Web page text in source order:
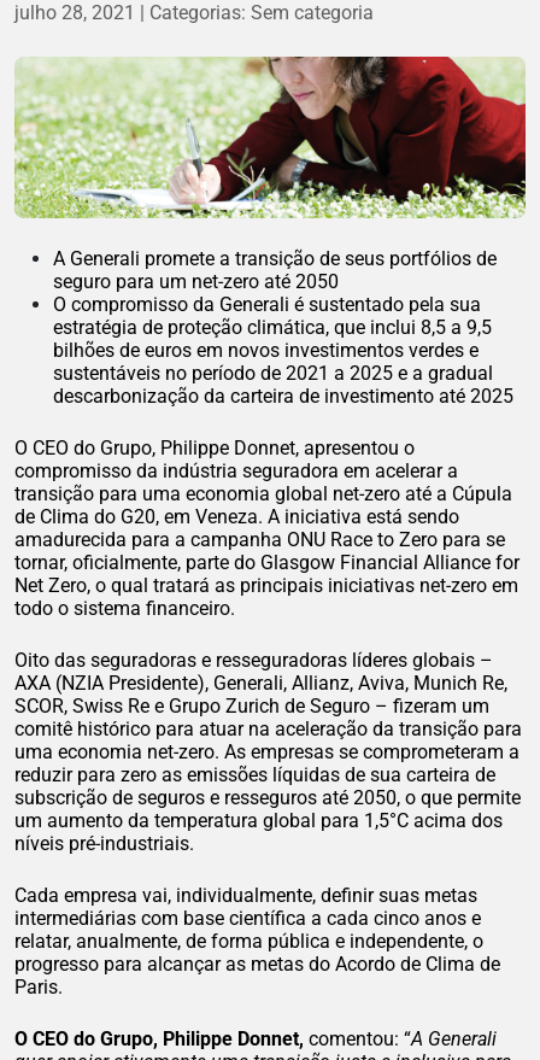
julho 28, 2021 Categorias: Sem categoria
A Generali promete a transição de seus portfólios de
seguro para um net-zero até 2050
O compromisso da Generali é sustentado pela sua
estratégia de proteção climática, que inclui 8,5 a 9,5
bilhões de euros em novos investimentos verdes e
sustentáveis no período de 2021 a 2025 e a gradual
descarbonização da carteira de investimento até 2025
O CEO do Grupo, Philippe Donnet, apresentou o
compromisso da indústria seguradora em acelerar a
transição para uma economia global net-zero até a Cúpula
de Clima do G20, em Veneza. A iniciativa está sendo
amadurecida para a campanha ONU Race to Zero para se
tornar, oficialmente, parte do Glasgow Financial Alliance for
Net Zero, o qual tratará as principais iniciativas net-zero em
todo o sistema financeiro.
Oito das seguradoras e resseguradoras líderes globais –
AXA (NZIA Presidente), Generali, Allianz, Aviva, Munich Re,
SCOR, Swiss Re e Grupo Zurich de Seguro – fizeram um
comitê histórico para atuar na aceleração da transição para
uma economia net-zero. As empresas se comprometeram a
reduzir para zero as emissões líquidas de sua carteira de
subscrição de seguros e resseguros até 2050, o que permite
um aumento da temperatura global para 1,5°C acima dos
níveis pré-industriais.
Cada empresa vai, individualmente, definir suas metas
intermediárias com base científica a cada cinco anos e
relatar, anualmente, de forma pública e independente, o
progresso para alcançar as metas do Acordo de Clima de
Paris.
O CEO do Grupo, Philippe Donnet, comentou: “A Generali